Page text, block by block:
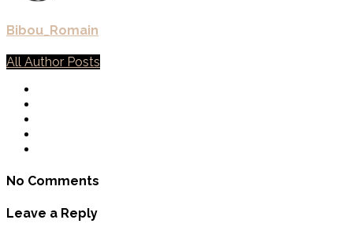
Bibou_Romain
All Author Posts
No Comments
Leave a Reply